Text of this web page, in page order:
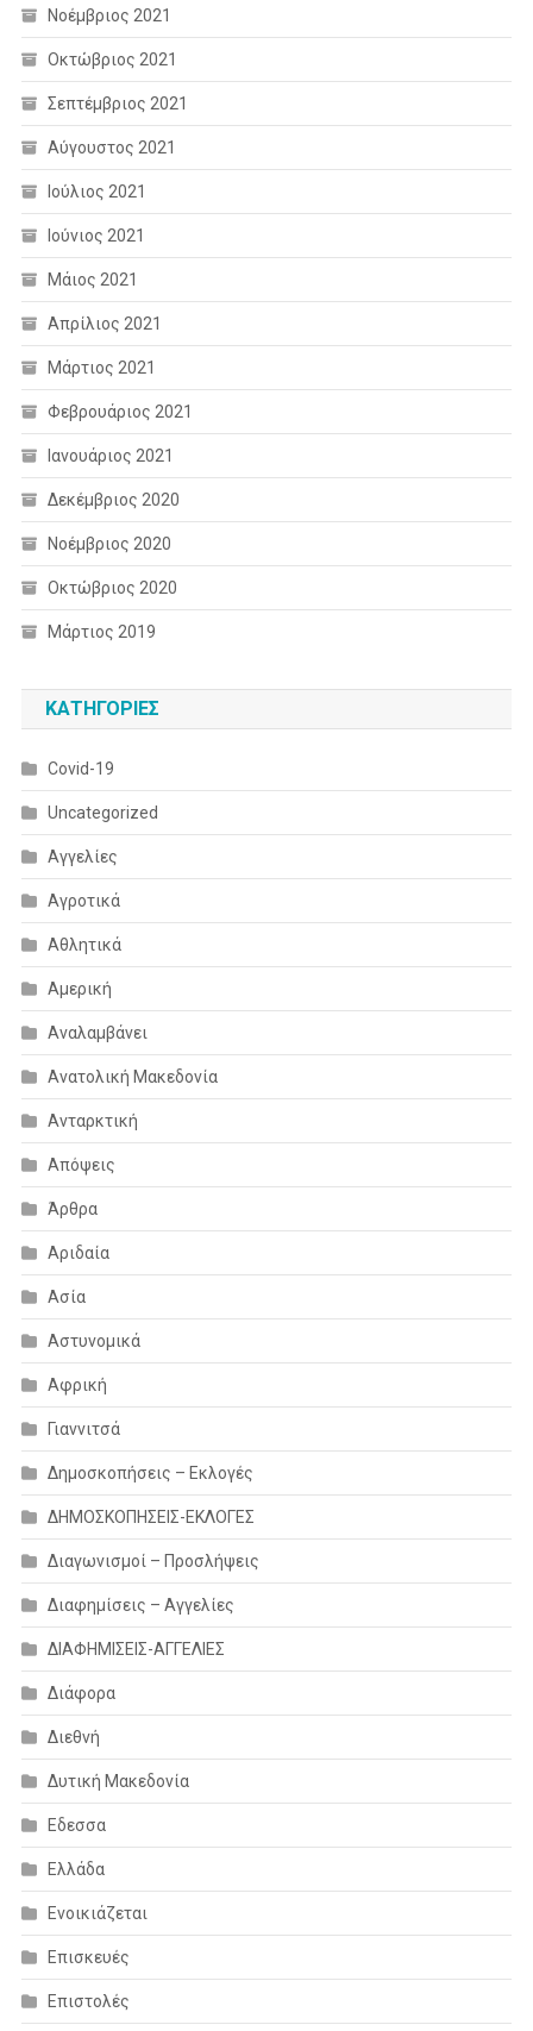
Νοέμβριος 2021
Οκτώβριος 2021
Σεπτέμβριος 2021
Αύγουστος 2021
Ιούλιος 2021
Ιούνιος 2021
Μάιος 2021
Απρίλιος 2021
Μάρτιος 2021
Φεβρουάριος 2021
Ιανουάριος 2021
Δεκέμβριος 2020
Νοέμβριος 2020
Οκτώβριος 2020
Μάρτιος 2019
KΑΤΗΓΟΡΊΕΣ
Covid-19
Uncategorized
Αγγελίες
Αγροτικά
Αθλητικά
Αμερική
Αναλαμβάνει
Ανατολική Μακεδονία
Ανταρκτική
Απόψεις
Άρθρα
Αριδαία
Ασία
Αστυνομικά
Αφρική
Γιαννιτσά
Δημοσκοπήσεις – Εκλογές
ΔΗΜΟΣΚΟΠΗΣΕΙΣ-ΕΚΛΟΓΕΣ
Διαγωνισμοί – Προσλήψεις
Διαφημίσεις – Αγγελίες
ΔΙΑΦΗΜΙΣΕΙΣ-ΑΓΓΕΛΙΕΣ
Διάφορα
Διεθνή
Δυτική Μακεδονία
Εδεσσα
Ελλάδα
Ενοικιάζεται
Επισκευές
Επιστολές